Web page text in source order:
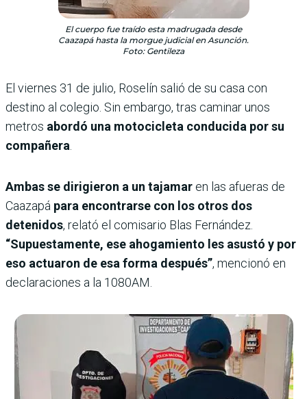
El cuerpo fue traído esta madrugada desde
Caazapá hasta la morgue judicial en Asunción.
Foto: Gentileza
El viernes 31 de julio, Roselín salió de su casa con
destino al colegio. Sin embargo, tras caminar unos
metros abordó una motocicleta conducida por su
compañera
Ambas se dirigieron a un tajamar en las afueras de
Caazapá para encontrarse con los otros dos
detenidos, relató el comisario Blas Fernández.
“Supuestamente, ese ahogamiento les asustó y por
eso actuaron de esa forma después”, mencionó en
declaraciones a la 1080AM.